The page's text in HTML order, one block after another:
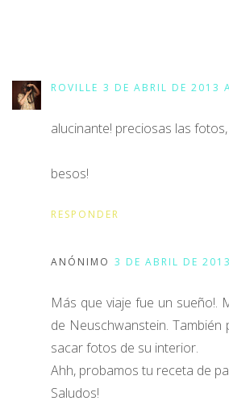
ROVILLE 3 DE ABRIL DE 2013
alucinante! preciosas las
besos!
RESPONDER
ANÓNIMO 3 DE ABRIL DE
Más que viaje fue un sueño!.
de Neuschwanstein. También
sacar fotos de su interior.
Ahh, probamos tu receta de
Saludos!